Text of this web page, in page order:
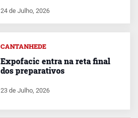
24 de Julho, 2026
CANTANHEDE
Expofacic entra na reta final
dos preparativos
23 de Julho, 2026